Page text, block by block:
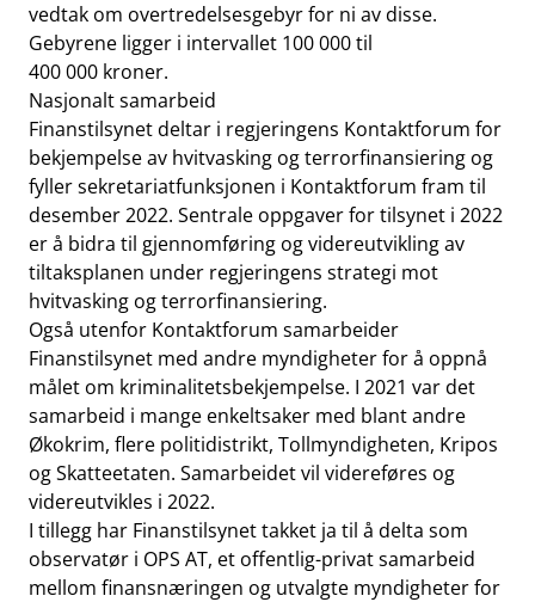
vedtak om overtredelsesgebyr for ni av disse.
Gebyrene ligger i intervallet 100 000 til
400 000 kroner.
Nasjonalt samarbeid
Finanstilsynet deltar i regjeringens Kontaktforum for
bekjempelse av hvitvasking og terrorfinansiering og
fyller sekretariatfunksjonen i Kontaktforum fram til
desember 2022. Sentrale oppgaver for tilsynet i 2022
er å bidra til gjennomføring og videreutvikling av
tiltaksplanen under regjeringens strategi mot
hvitvasking og terrorfinansiering.
Også utenfor Kontaktforum samarbeider
Finanstilsynet med andre myndigheter for å oppnå
målet om kriminalitetsbekjempelse. I 2021 var det
samarbeid i mange enkeltsaker med blant andre
Økokrim, flere politidistrikt, Tollmyndigheten, Kripos
og Skatteetaten. Samarbeidet vil videreføres og
videreutvikles i 2022.
I tillegg har Finanstilsynet takket ja til å delta som
observatør i OPS AT, et offentlig-privat samarbeid
mellom finansnæringen og utvalgte myndigheter for